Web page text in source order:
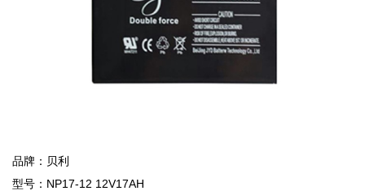
品牌：贝利
型号：NP17-12 12V17AH